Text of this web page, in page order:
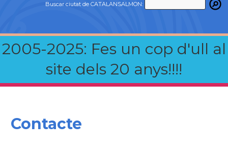
Buscar ciutat de CATALANSALMON:
2005-2025: Fes un cop d'ull al
site dels 20 anys!!!!
Contacte